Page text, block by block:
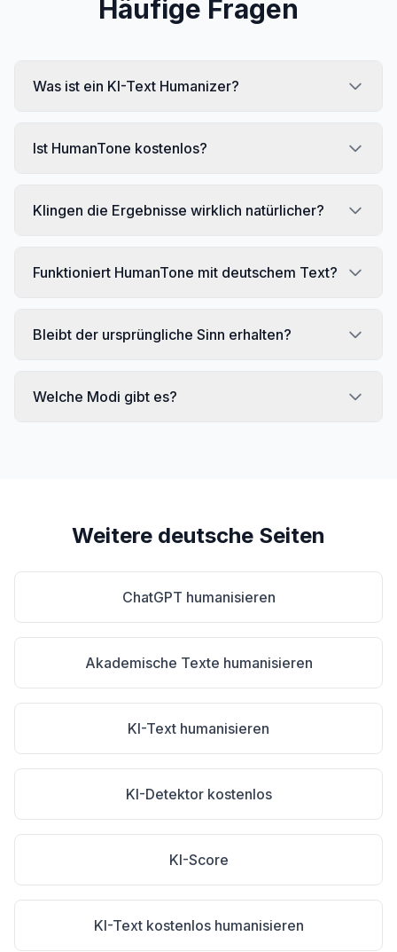
Häufige Fragen
Was ist ein KI-Text Humanizer?
Ist HumanTone kostenlos?
Klingen die Ergebnisse wirklich natürlicher?
Funktioniert HumanTone mit deutschem Text?
Bleibt der ursprüngliche Sinn erhalten?
Welche Modi gibt es?
Weitere deutsche Seiten
ChatGPT humanisieren
Akademische Texte humanisieren
KI-Text humanisieren
KI-Detektor kostenlos
KI-Score
KI-Text kostenlos humanisieren